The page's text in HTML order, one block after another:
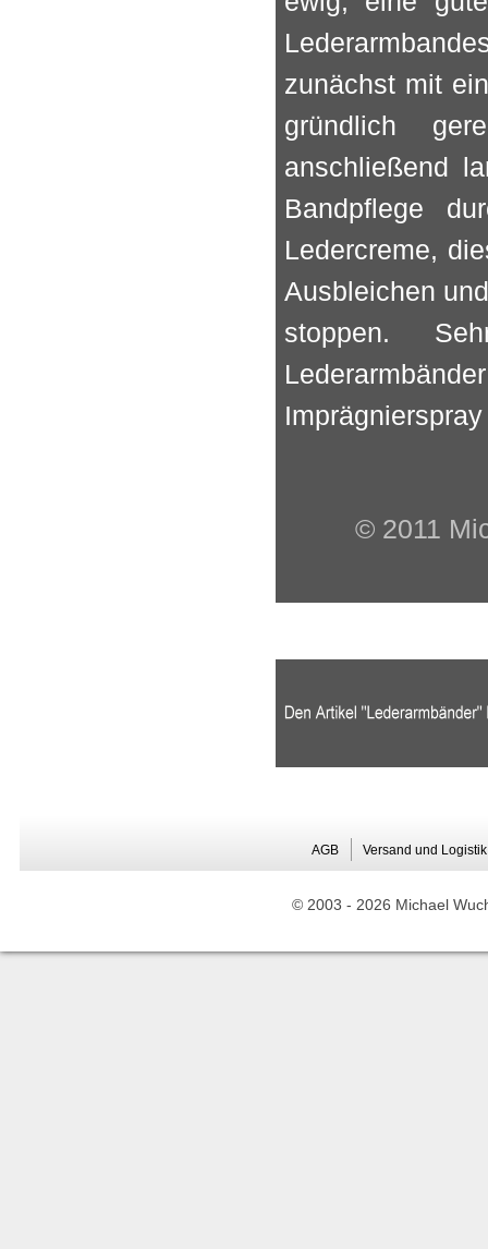
zunächst mit
gründlich
anschließend
Bandpflege
Ledercreme,
Ausbleichen
stoppen.
© 2011
AGB Versand und Logistik
© 2003 - 2026 Michael